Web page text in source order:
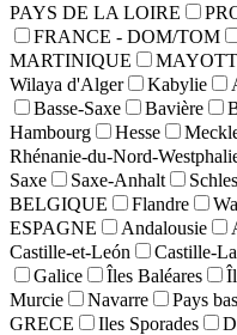
PAYS DE LA LOIRE
FRANCE - DOM/TOM
MARTINIQUE
Wilaya d'Alger
Kabylie
Basse-Saxe
Bavière
Hambourg
Hesse
Rhénanie-du-Nord-
Saxe
Saxe-Anhalt
BELGIQUE
Flandre
ESPAGNE
Andalousie
Castille-et-León
Castille-
Galice
Îles Baléares
Murcie
Navarre Pays
GRECE
Iles Sporades